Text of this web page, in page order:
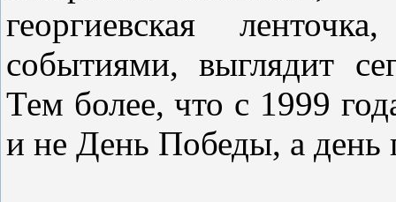
георгиевская
событиями, выглядит
Тем более, что с 1999
и не День Победы, а день